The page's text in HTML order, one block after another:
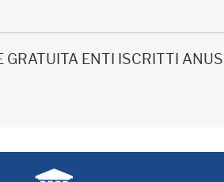
ENTI ISCRITTI